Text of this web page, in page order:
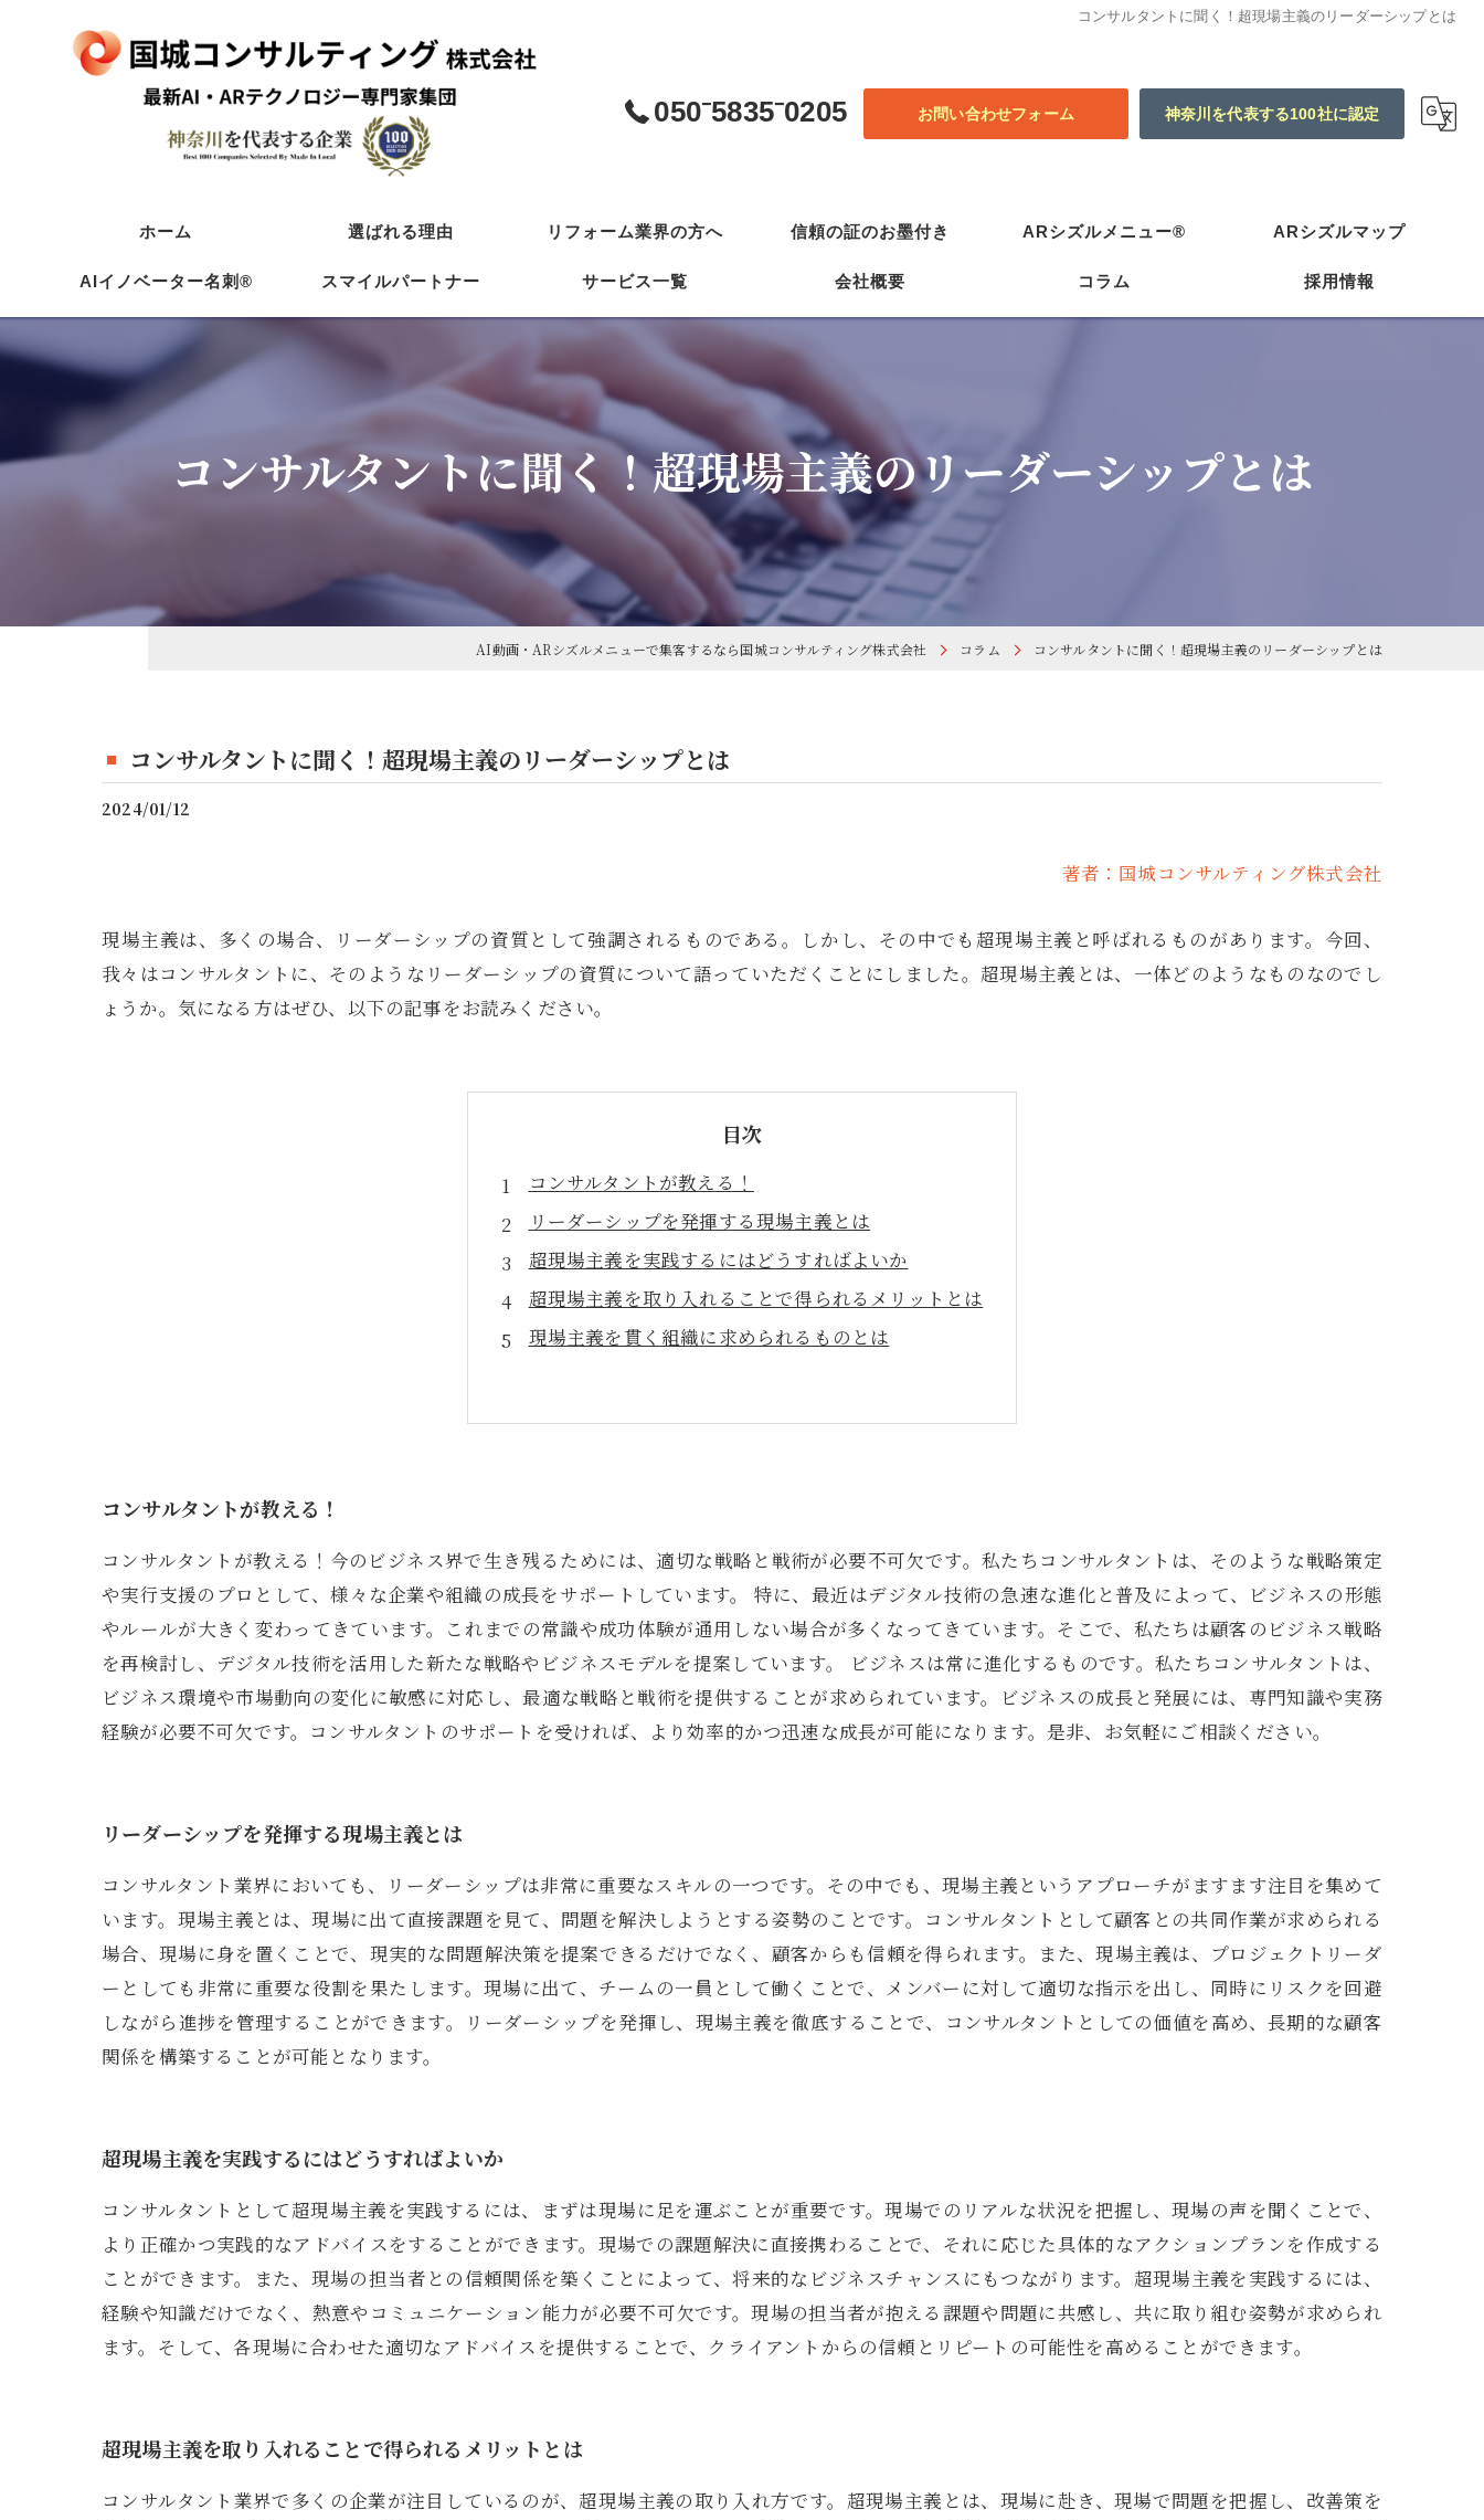
コンサルタントに聞く！超現場主義のリーダーシップとは
050⁻5835⁻0205 お問い合わせフォーム 神奈川を代表する100社に認定
ホーム 選ばれる理由
飲食店
リフォーム業界の方へ
(一社) 日本自然災害 ホワイト診断協会
信頼の証のお墨付き ARシズルメニュー® ARシズルマップ
AIイノベーター名刺®
初めての方へ
AIイノベーター名刺
飲食店活用法
スポーツチーム活用法
スマイルパートナー サービス一覧 会社概要 コラム 採用情報
コンサルタントに聞く！超現場主義のリーダーシップとは
AI動画・ARシズルメニューで集客するなら国城コンサルティング株式会社 コラム コンサルタントに聞く！超現場主義のリーダーシップとは
コンサルタントに聞く！超現場主義のリーダーシップとは
2024/01/12
著者：国城コンサルティング株式会社
現場主義は、多くの場合、リーダーシップの資質として強調されるものである。しかし、その中でも超現場主義と呼ばれるものがあります。今回、
我々はコンサルタントに、そのようなリーダーシップの資質について語っていただくことにしました。超現場主義とは、一体どのようなものなのでし
ょうか。気になる方はぜひ、以下の記事をお読みください。
目次
コンサルタントが教える！
リーダーシップを発揮する現場主義とは
超現場主義を実践するにはどうすればよいか
超現場主義を取り入れることで得られるメリットとは
現場主義を貫く組織に求められるものとは
コンサルタントが教える！
コンサルタントが教える！今のビジネス界で生き残るためには、適切な戦略と戦術が必要不可欠です。私たちコンサルタントは、そのような戦略策定
や実行支援のプロとして、様々な企業や組織の成長をサポートしています。 特に、最近はデジタル技術の急速な進化と普及によって、ビジネスの形態
やルールが大きく変わってきています。これまでの常識や成功体験が通用しない場合が多くなってきています。そこで、私たちは顧客のビジネス戦略
を再検討し、デジタル技術を活用した新たな戦略やビジネスモデルを提案しています。 ビジネスは常に進化するものです。私たちコンサルタントは、
ビジネス環境や市場動向の変化に敏感に対応し、最適な戦略と戦術を提供することが求められています。ビジネスの成長と発展には、専門知識や実務
経験が必要不可欠です。コンサルタントのサポートを受ければ、より効率的かつ迅速な成長が可能になります。是非、お気軽にご相談ください。
リーダーシップを発揮する現場主義とは
コンサルタント業界においても、リーダーシップは非常に重要なスキルの一つです。その中でも、現場主義というアプローチがますます注目を集めて
います。現場主義とは、現場に出て直接課題を見て、問題を解決しようとする姿勢のことです。コンサルタントとして顧客との共同作業が求められる
場合、現場に身を置くことで、現実的な問題解決策を提案できるだけでなく、顧客からも信頼を得られます。また、現場主義は、プロジェクトリーダ
ーとしても非常に重要な役割を果たします。現場に出て、チームの一員として働くことで、メンバーに対して適切な指示を出し、同時にリスクを回避
しながら進捗を管理することができます。リーダーシップを発揮し、現場主義を徹底することで、コンサルタントとしての価値を高め、長期的な顧客
関係を構築することが可能となります。
超現場主義を実践するにはどうすればよいか
コンサルタントとして超現場主義を実践するには、まずは現場に足を運ぶことが重要です。現場でのリアルな状況を把握し、現場の声を聞くことで、
より正確かつ実践的なアドバイスをすることができます。現場での課題解決に直接携わることで、それに応じた具体的なアクションプランを作成する
ことができます。また、現場の担当者との信頼関係を築くことによって、将来的なビジネスチャンスにもつながります。超現場主義を実践するには、
経験や知識だけでなく、熱意やコミュニケーション能力が必要不可欠です。現場の担当者が抱える課題や問題に共感し、共に取り組む姿勢が求められ
ます。そして、各現場に合わせた適切なアドバイスを提供することで、クライアントからの信頼とリピートの可能性を高めることができます。
超現場主義を取り入れることで得られるメリットとは
コンサルタント業界で多くの企業が注目しているのが、超現場主義の取り入れ方です。超現場主義とは、現場に赴き、現場で問題を把握し、改善策を